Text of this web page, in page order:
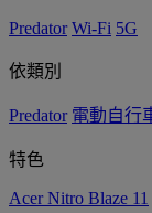
Predator Wi-Fi 5G
依類別
Predator 電動自行
特色
Acer Nitro Blaze 11